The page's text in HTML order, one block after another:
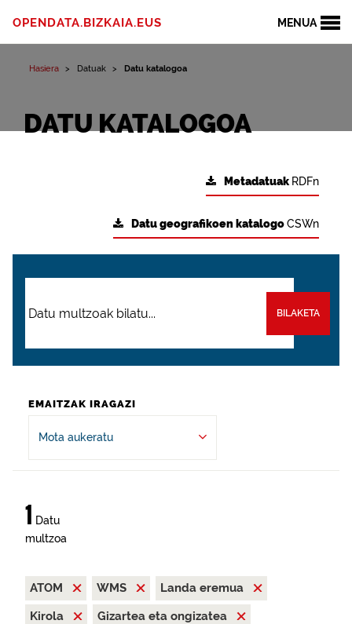
MENUA
OPENDATA.BIZKAIA.EUS
Hasiera Datuak Datu katalogoa
DATU KATALOGOA
Metadatuak RDFn
Datu geografikoen katalogoCSWn
BILAKETA
EMAITZAK IRAGAZI
Mota aukeratu
1 Datu
multzoa
ATOM WMS
Landa eremua
Kirola
Gizartea eta ongizatea